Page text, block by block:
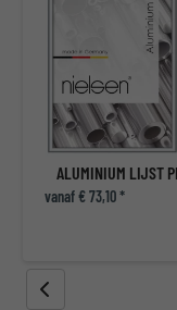
vanaf € 73,10 *